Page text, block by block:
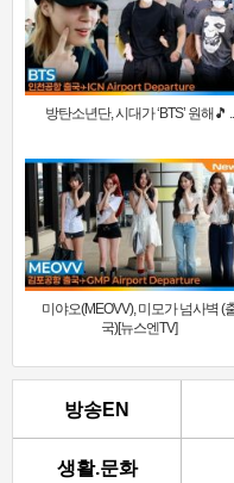
방탄소년단, 시대가 ‘BTS’ 원해🎵 ..
미야오(MEOVV), 미모가 넘사벽 (
국)[뉴스엔TV]
방송EN
생활.문화